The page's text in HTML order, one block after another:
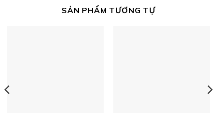
SẢN PHẨM TƯƠNG TỰ